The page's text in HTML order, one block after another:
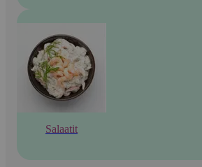
Salaatit